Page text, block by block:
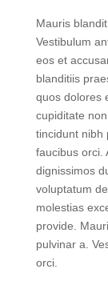
Mauris
Vestibulum
eos et
blanditiis
quos dolores
cupiditate
tincidunt nibh
faucibus orci.
dignissimos
voluptatum
molestias
provide.
pulvinar a.
orci.